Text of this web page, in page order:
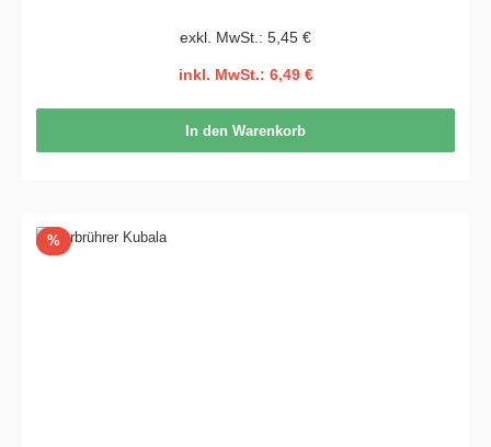
exkl. MwSt.: 5,45 €
inkl. MwSt.: 6,49 €
In den Warenkorb
%Rabatt